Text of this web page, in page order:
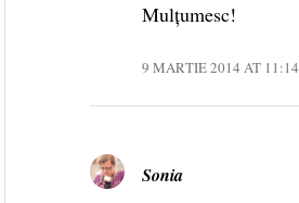
Mulțumesc!
9 MARTIE 2014 AT 11:14
Sonia